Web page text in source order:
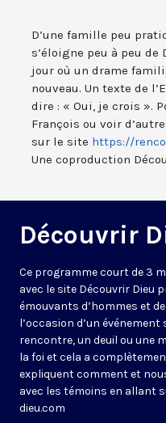
D’une famille peu
s’éloigne peu à peu de
jour où un drame
nouveau. Un texte de
dire : « Oui, je crois ».
François ou voir
sur le site https://
Une coproduction
Découvrir
Ce programme court de 3
avec le site Découvrir Dieu
émouvants d’hommes et
l’occasion d’un
rencontre, un deuil ou une
la foi et cela a
expliquent comment et
avec les témoins en allant
dieu.com